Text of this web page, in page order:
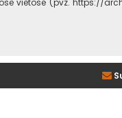
vietose (pvz. https://